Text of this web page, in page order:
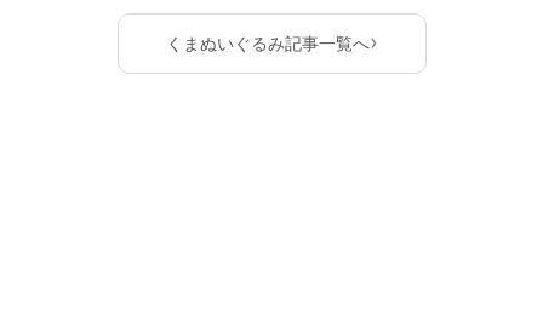
くまぬいぐるみ記事一覧へ›